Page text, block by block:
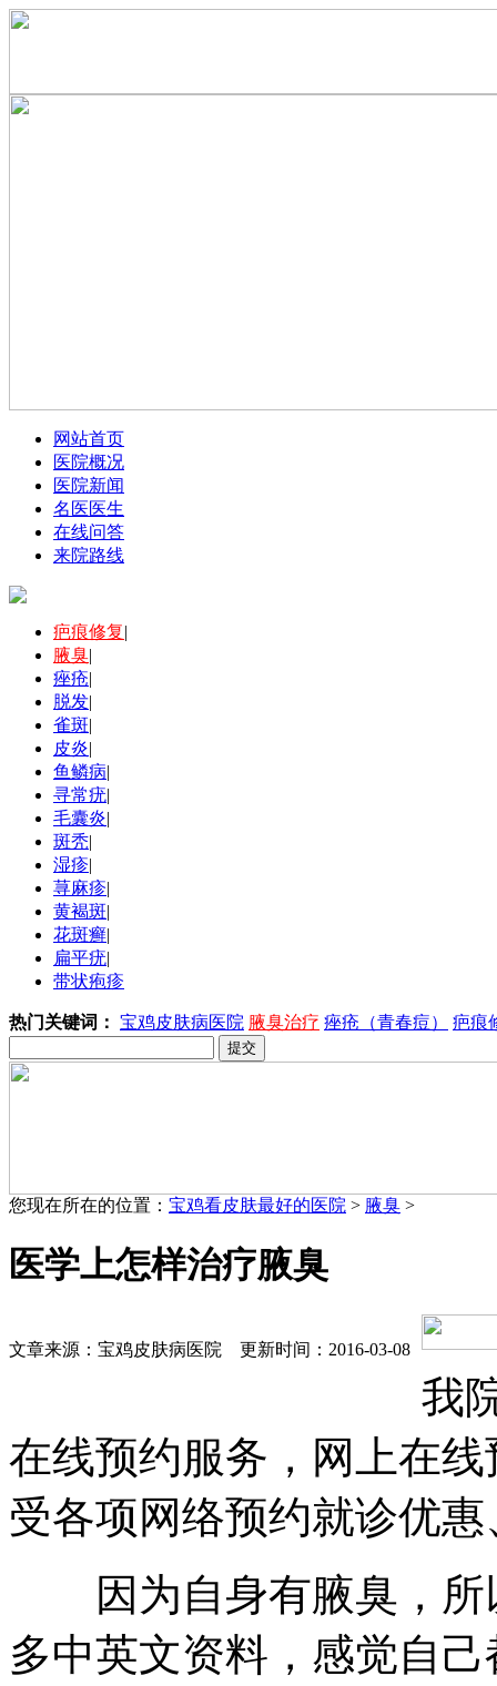
网站首页
医院概况
医院新闻
名医医生
在线问答
来院路线
疤痕修复|
腋臭|
痤疮|
脱发|
雀斑|
皮炎|
鱼鳞病|
寻常疣|
毛囊炎|
斑秃|
湿疹|
荨麻疹|
黄褐斑|
花斑癣|
扁平疣|
带状疱疹
热门关键词： 宝鸡皮肤病医院 腋臭治疗 痤疮（青春痘） 疤痕
您现在所在的位置： 宝鸡看皮肤最好的医院 > 腋臭 >
医学上怎样治疗腋臭
文章来源：宝鸡皮肤病医院 更新时间：2016-03-08
我
在线预约服务，网上在
受各项网络预约就诊优
因为自身有腋臭，所
多中英文资料，感觉自